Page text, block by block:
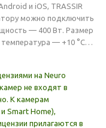
и iOS, TRASSIR
можно подключить
— 400 Вт. Размер
температура — +10 °C…
на Neuro
не входят в
К камерам
Smart Home),
прилагаются в